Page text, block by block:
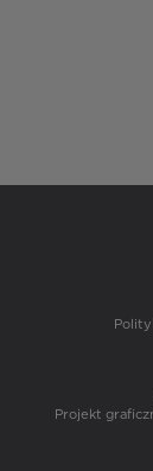
Projekt